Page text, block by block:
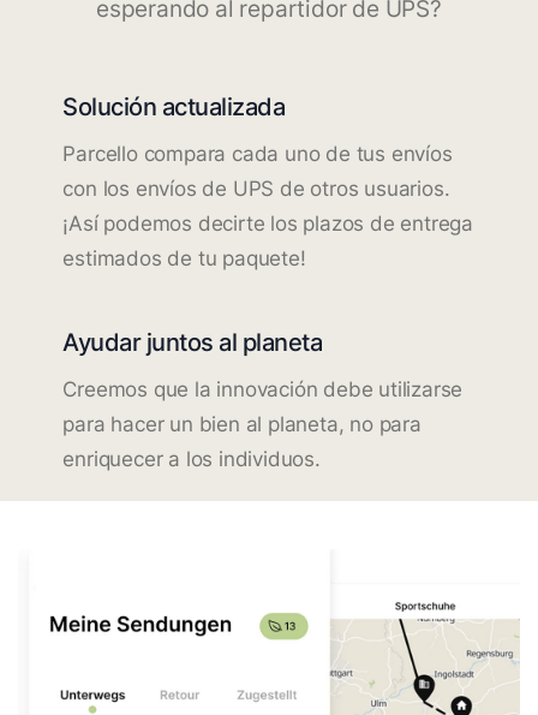
esperando al repartidor de UPS?
Solución actualizada
Parcello compara cada uno de tus envíos
con los envíos de UPS de otros usuarios.
¡Así podemos decirte los plazos de entrega
estimados de tu paquete!
Ayudar juntos al planeta
Creemos que la innovación debe utilizarse
para hacer un bien al planeta, no para
enriquecer a los individuos.